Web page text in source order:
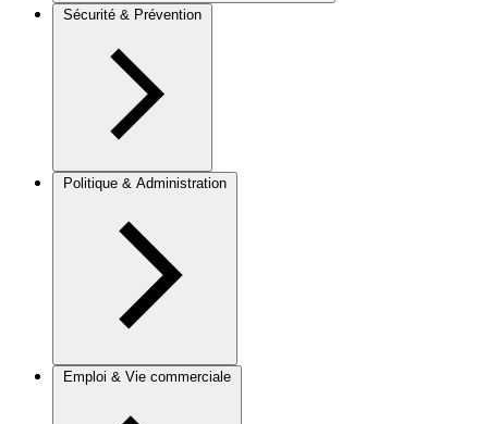
Sécurité & Prévention
Politique & Administration
Emploi & Vie commerciale